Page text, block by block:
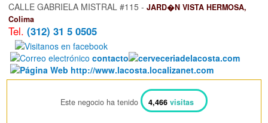
CALLE GABRIELA MISTRAL #115 - JARD�N VISTA HERMOSA,
Colima
Tel. (312) 31 5 0505
contacto
cerveceriadelacosta.com
http://www.lacosta.localizanet.com
Este negocio ha tenido 4,466 visitas